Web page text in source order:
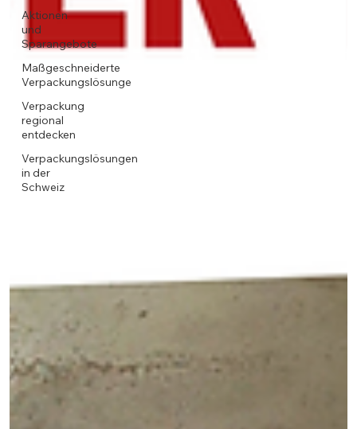
Aktionen
und
Sparangebote
Maßgeschneiderte
Verpackungslösunge
Verpackung
regional
entdecken
Verpackungslösungen
in der
Schweiz